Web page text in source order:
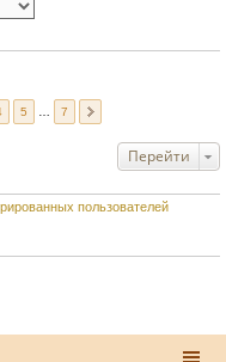
5 7
Перейти
пользователей